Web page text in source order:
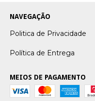
NAVEGAÇÃO
Politica de Privacidade
Política de Entrega
MEIOS DE PAGAMENTO